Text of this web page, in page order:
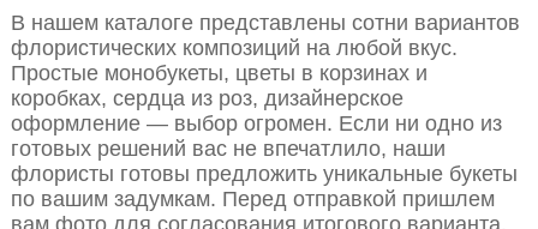
В нашем каталоге представлены сотни вариантов
флористических композиций на любой вкус.
Простые монобукеты, цветы в корзинах и
коробках, сердца из роз, дизайнерское
оформление — выбор огромен. Если ни одно из
готовых решений вас не впечатлило, наши
флористы готовы предложить уникальные букеты
по вашим задумкам. Перед отправкой пришлем
вам фото для согласования итогового варианта.